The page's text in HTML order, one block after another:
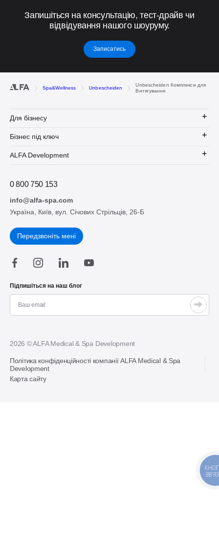
Запишіться на консультацію, тест-драйв чи
відвідування нашого шоуруму.
Записатись
Spa&Wellness Unbescheiden
Unbescheiden Комплекси для
Витягування
Для бізнесу
Бізнес під ключ
ALFA Development
0 800 750 153
info@alfa-spa.com
Україна, Київ, вул. Січових Стрільців, 26-Б
Передзвоніть мені
Підпишіться на наш блог
2026 © ALFA Medical & Spa Development
Політика конфіденційності компанії ALFA Medical & Spa
Development
Карта сайту